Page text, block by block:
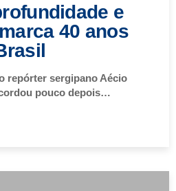
e
40 anos
repórter sergipano Aécio
pouco depois…